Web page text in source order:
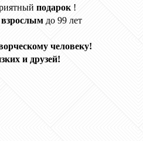
подарок !
взрослым до 99 лет
человеку!
и друзей!